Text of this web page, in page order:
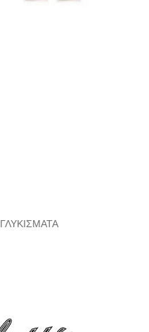
ΓΛΥΚΊΣΜΑΤΑ